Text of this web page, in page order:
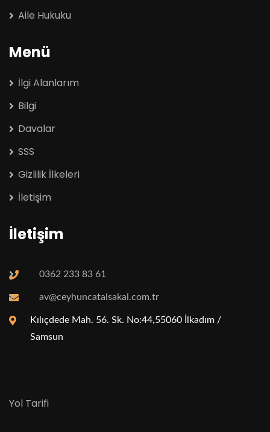
Aile Hukuku
Menü
İlgi Alanlarım
Bilgi
Davalar
SSS
Gizlilik İlkeleri
İletişim
İletişim
0362 233 83 61
av@ceyhuncatalsakal.com.tr
Kılıçdede Mah. 56. Sk. No:44,55060 İlkadım /
Samsun
Yol Tarifi